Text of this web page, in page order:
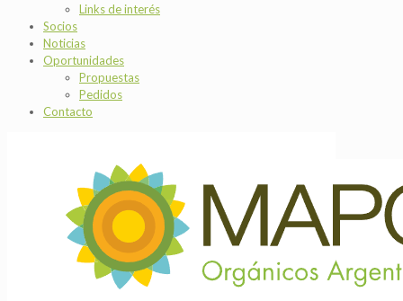
Links de interés
Socios
Noticias
Oportunidades
Propuestas
Pedidos
Contacto